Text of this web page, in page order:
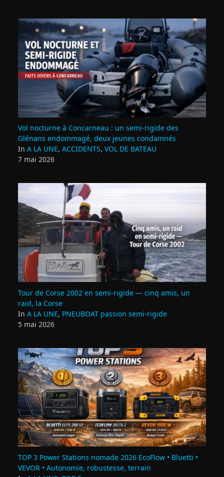
Vol nocturne à Concarneau : un semi‑rigide des
Glénans endommagé, deux jeunes condamnés
In A LA UNE, ACCIDENTS, VOL DE BATEAU
7 mai 2026
Tour de Corse 2002 en semi‑rigide — cinq amis, un
raid, la Corse
In A LA UNE, PNEUBOAT passion semi-rigide
5 mai 2026
TOP 3 Power Stations nomade 2026 EcoFlow • Bluetti •
VEVOR • Autonomie, robustesse, terrain